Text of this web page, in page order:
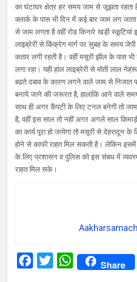
का घंटाघर क्षेत्र हर समय जाम से जूझता रहता
क्लार्क के पास भी दिन में कई बार जाम लग
से जाम लगता है वहीं रोड किनारे खड़ी स्कूटियां
लाइब्रेरी से किंक्रेग मार्ग पर सुबह के समय
कतार लगी रहती है। वहीं मसूरी झील के पास
लगा रहा। यही हाल लाइब्रेरी से मोती लाल नेहरू
बढते दबाव के कारण लगने वाले जाम से निजात
बनाये जाने की जरूरत है, हालांकि आने वाले
साथ ही अगर कैंपटी के लिए टनल बनेगी तो
है, वहीं इस साल तो नहीं अगर अगले साल
का कार्य पूरा हो जायेगा तो मसूरी से देहरादून के
होने से काफी राहत मिल सकती है। लेकिन
के लिए प्रशासन व पुलिस को इस संबध में
राहत मिल सके।
F
T
W
h
Share